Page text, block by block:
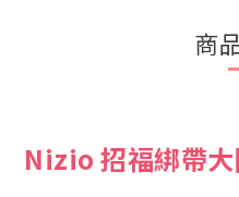
商
Nizio 招福綁帶